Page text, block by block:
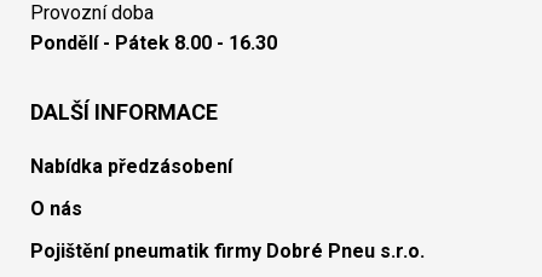
Provozní doba
Pondělí - Pátek 8.00 - 16.30
DALŠÍ INFORMACE
Nabídka předzásobení
O nás
Pojištění pneumatik firmy Dobré Pneu s.r.o.